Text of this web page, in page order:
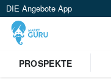
DIE Angebote App
PROSPEKTE